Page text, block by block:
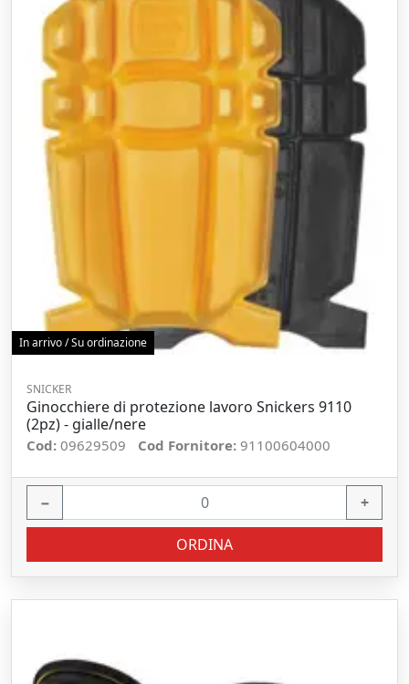
In arrivo / Su ordinazione
SNICKER
Ginocchiere di protezione lavoro Snickers 9110
(2pz) - gialle/nere
Cod: 09629509 Cod Fornitore: 91100604000
− +
ORDINA